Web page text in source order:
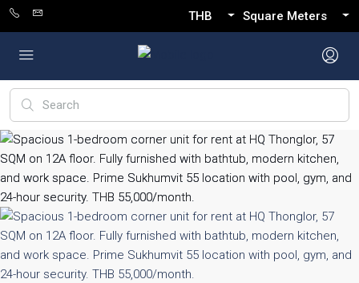
THB Square Meters